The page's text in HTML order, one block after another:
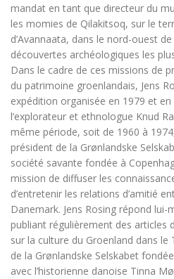
mandat en tant que directeur du
les momies de Qilakitsoq, sur le
d’Avannaata, dans le nord-ouest de
découvertes archéologiques les
Dans le cadre de ces missions de
du patrimoine groenlandais, Jens
expédition organisée en 1979 et
l’explorateur et ethnologue Knud
même période, soit de 1960 à
président de la Grønlandske
société savante fondée à
mission de diffuser les
d’entretenir les relations d’amitié
Danemark. Jens Rosing répond
publiant régulièrement des articles
sur la culture du Groenland dans le
de la Grønlandske Selskabet
avec l’historienne danoise Tinna